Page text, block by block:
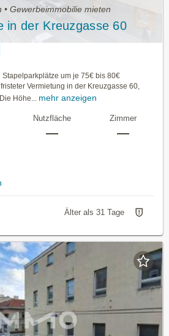
Gewerbeimmobilie mieten
in der Kreuzgasse 60
um je 75€ bis 80€
Vermietung in der Kreuzgasse 60,
Höhe... mehr anzeigen
Nutzfläche
—
Zimmer
—
Älter als 31 Tage